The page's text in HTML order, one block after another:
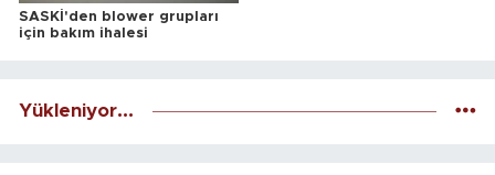
SASKİ'den blower grupları
için bakım ihalesi
Yükleniyor...